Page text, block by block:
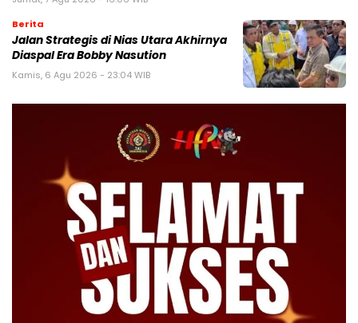
Berita
Jalan Strategis di Nias Utara Akhirnya
Diaspal Era Bobby Nasution
Kamis, 6 Agu 2026 - 23:04 WIB